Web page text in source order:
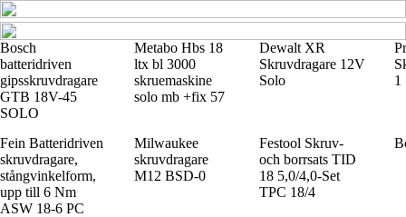
Bosch
batteridriven
gipsskruvdragare
GTB 18V-45
SOLO
Metabo Hbs 18
ltx bl 3000
skruemaskine
solo mb +fix 57
Dewalt XR
Skruvdragare 12V
Solo
1
Fein Batteridriven
skruvdragare,
stångvinkelform,
upp till 6 Nm
ASW 18-6 PC
Milwaukee
skruvdragare
M12 BSD-0
Festool Skruv-
och borrsats TID
18 5,0/4,0-Set
TPC 18/4